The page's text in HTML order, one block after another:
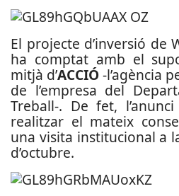
El projecte d’inversió de
ha comptat amb el
mitjà d’ACCIÓ-l’agència
de l’empresa del
Treball-. De fet,
realitzar el mateix
una visita institucional a
d’octubre.